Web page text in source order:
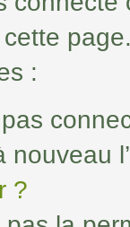
:
pas
nouveau
?